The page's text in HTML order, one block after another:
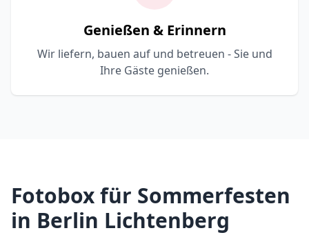
Genießen & Erinnern
Wir liefern, bauen auf und betreuen - Sie und
Ihre Gäste genießen.
Fotobox für Sommerfesten
in Berlin Lichtenberg